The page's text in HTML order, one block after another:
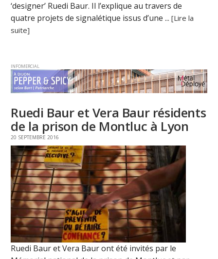
‘designer’ Ruedi Baur. Il l’explique au travers de
quatre projets de signalétique issus d’une ...[Lire la
suite]
INFOMERCIAL
Ruedi Baur et Vera Baur résidents
de la prison de Montluc à Lyon
20 SEPTEMBRE 2016
Ruedi Baur et Vera Baur ont été invités par le